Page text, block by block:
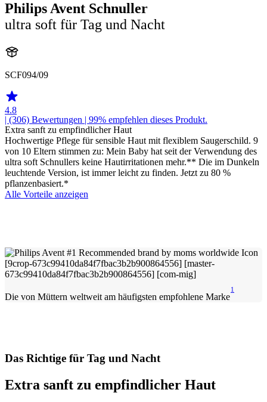
Philips Avent Schnuller
ultra soft für Tag und Nacht
SCF094/09
4.8
| (306) Bewertungen | 99% empfehlen dieses Produkt.
Extra sanft zu empfindlicher Haut
Hochwertige Pflege für sensible Haut mit flexiblem Saugerschild. 9
von 10 Eltern stimmen zu: Mein Baby hat seit der Verwendung des
ultra soft Schnullers keine Hautirritationen mehr.** Die im Dunkeln
leuchtende Version, ist immer leicht zu finden. Jetzt zu 80 %
pflanzenbasiert.*
Alle Vorteile anzeigen
Die von Müttern weltweit am häufigsten empfohlene Marke
1
Das Richtige für Tag und Nacht
Extra sanft zu empfindlicher Haut